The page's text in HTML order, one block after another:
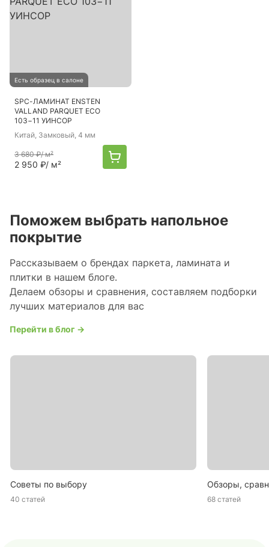
Есть образец в салоне
SPC-ЛАМИНАТ ENSTEN
VALLAND PARQUET ECO
103−11 УИНСОР
Китай, Замковый, 4 мм
3 680 ₽/ м²
2 950 ₽/ м²
Поможем выбрать напольное
покрытие
Рассказываем о брендах паркета, ламината и
плитки в нашем блоге.
Делаем обзоры и сравнения, составляем подборки
лучших материалов для вас
Перейти в блог →
Советы по выбору
40 статей
Обзоры,
68 статей